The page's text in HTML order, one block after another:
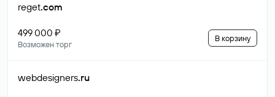
reget.com
499 000 ₽
Возможен торг
В корзину
webdesigners.ru